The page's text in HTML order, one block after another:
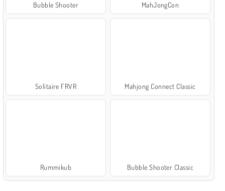
Bubble Shooter MahJongCon
Solitaire FRVR Mahjong Connect Classic
Rummikub Bubble Shooter Classic